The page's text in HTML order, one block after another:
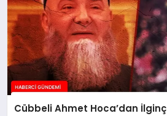
Cübbeli Ahmet Hoca’dan